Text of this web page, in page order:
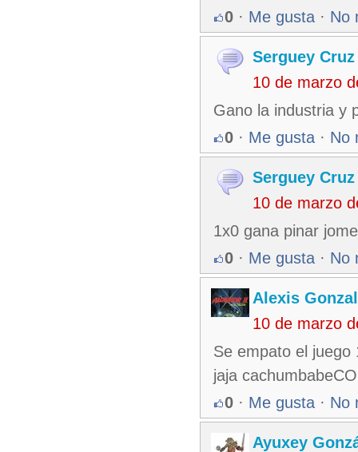
0 · Me gusta · No
Serguey
10 de marzo
Gano la industria y
0 · Me gusta · No
Serguey
10 de marzo
1x0 gana pinar
0 · Me gusta · No
Alexis
10 de marzo
Se empato el
jaja
0 · Me gusta · No
Ayuxey